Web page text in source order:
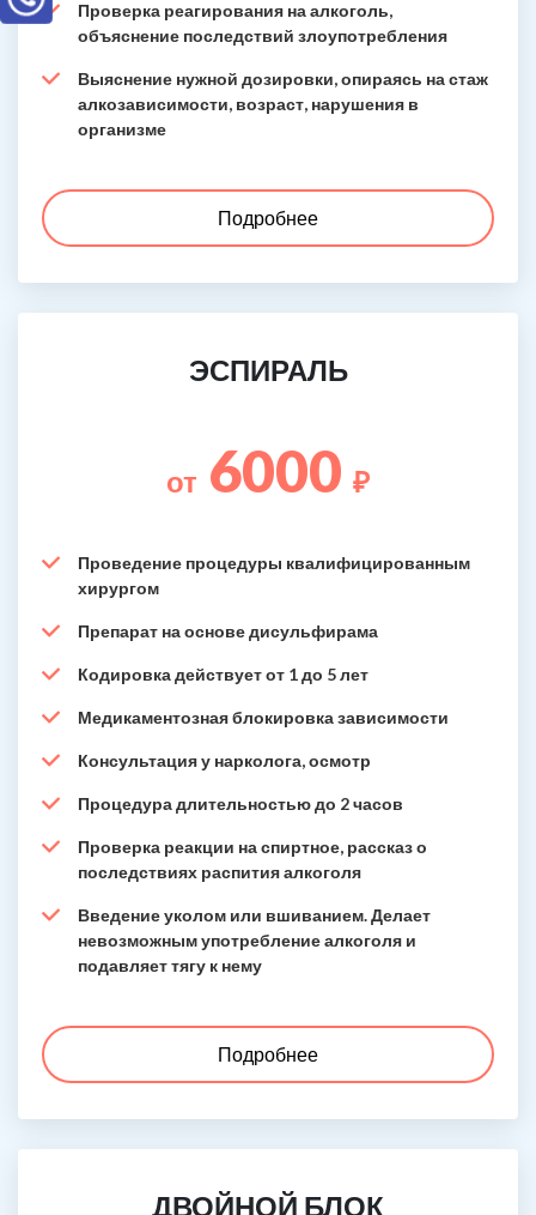
Проверка реагирования на алкоголь,
объяснение последствий злоупотребления
Выяснение нужной дозировки, опираясь на стаж
алкозависимости, возраст, нарушения в
организме
Подробнее
ЭСПИРАЛЬ
от 6000 ₽
Проведение процедуры квалифицированным
хирургом
Препарат на основе дисульфирама
Кодировка действует от 1 до 5 лет
Медикаментозная блокировка зависимости
Консультация у нарколога, осмотр
Процедура длительностью до 2 часов
Проверка реакции на спиртное, рассказ о
последствиях распития алкоголя
Введение уколом или вшиванием. Делает
невозможным употребление алкоголя и
подавляет тягу к нему
Подробнее
ДВОЙНОЙ БЛОК